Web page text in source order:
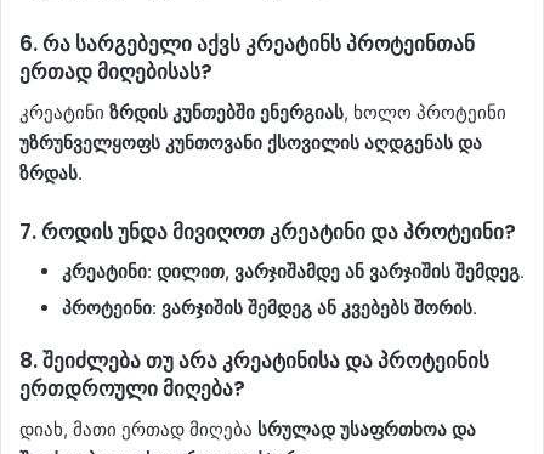
6.რა სარგებელი აქვს კრეატინს პროტეინთან
ერთად მიღებისას?
კრეატინი ზრდის კუნთებში ენერგიას, ხოლო პროტეინი
უზრუნველყოფს კუნთოვანი ქსოვილის აღდგენას და
ზრდას.
7.როდის უნდა მივიღოთ კრეატინი და პროტეინი?
კრეატინი: დილით, ვარჯიშამდე ან ვარჯიშის შემდეგ.
პროტეინი: ვარჯიშის შემდეგ ან კვებებს შორის.
8.შეიძლება თუ არა კრეატინისა და პროტეინის
ერთდროული მიღება?
დიახ, მათი ერთად მიღება სრულად უსაფრთხოა და